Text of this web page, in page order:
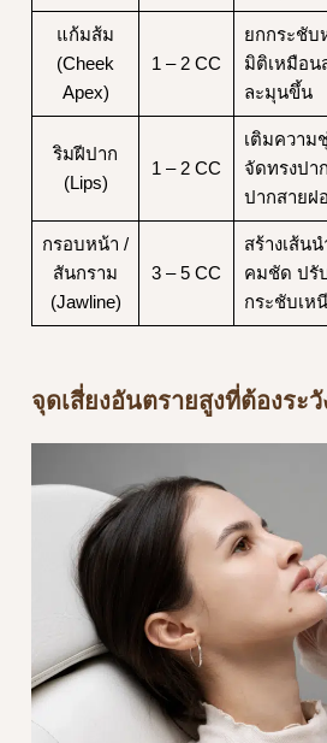
แก้มส้ม
(Cheek
Apex)
1 – 2 CC
ยกกระชั
มิติเหมือน
ละมุนขึ้น
ริมฝีปาก
(Lips)
1 – 2 CC
เติมความ
จัดทรงปา
ปากสายฝ
กรอบหน้า /
สันกราม
(Jawline)
3 – 5 CC
สร้างเส้น
คมชัด ปรั
กระชับเห
จุดเสี่ยงอันตรายสูงที่ต้องระ